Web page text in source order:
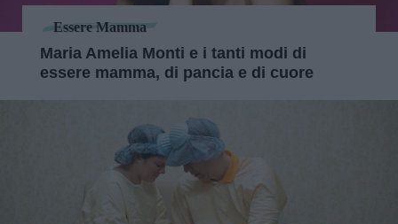
Essere Mamma
Maria Amelia Monti e i tanti modi di
essere mamma, di pancia e di cuore